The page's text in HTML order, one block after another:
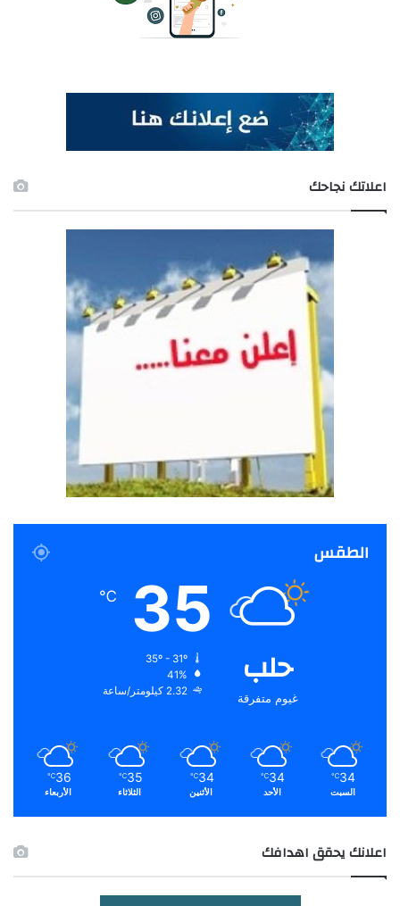
اعلاتك نجاحك
الطقس
حلب
غيوم متفرقة
35
℃
41%
2.32 كيلومتر/ساعة
34
℃
السبت
34
℃
الأحد
34
℃
الأثنين
35
℃
الثلاثاء
36
℃
الأربعاء
اعلانك يحقق اهدافك